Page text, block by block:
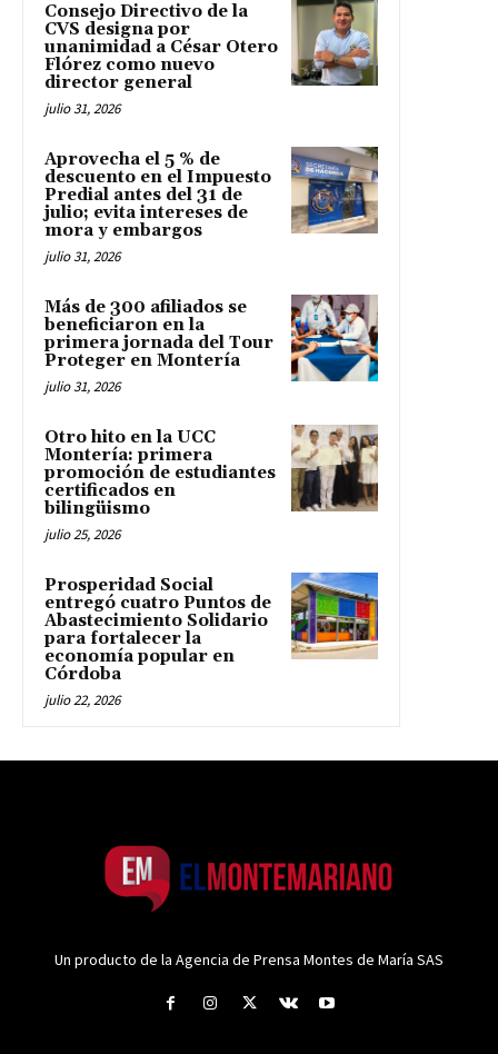
Consejo Directivo de la
CVS designa por
unanimidad a César Otero
Flórez como nuevo
director general
julio 31, 2026
Aprovecha el 5 % de
descuento en el Impuesto
Predial antes del 31 de
julio; evita intereses de
mora y embargos
julio 31, 2026
Más de 300 afiliados se
beneficiaron en la
primera jornada del Tour
Proteger en Montería
julio 31, 2026
Otro hito en la UCC
Montería: primera
promoción de estudiantes
certificados en
bilingüismo
julio 25, 2026
Prosperidad Social
entregó cuatro Puntos de
Abastecimiento Solidario
para fortalecer la
economía popular en
Córdoba
julio 22, 2026
Un producto de la Agencia de Prensa Montes de María SAS